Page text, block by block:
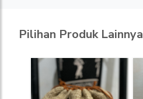
Pilihan Produk Lainnya